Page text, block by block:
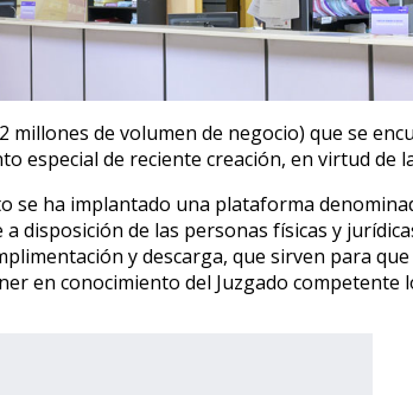
millones de volumen de negocio) que se
especial de reciente creación, en virtud de
ha implantado una plataforma
disposición de las personas físicas y
y descarga, que sirven para
en conocimiento del Juzgado competente